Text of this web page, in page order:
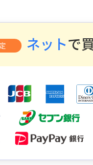
ネット で